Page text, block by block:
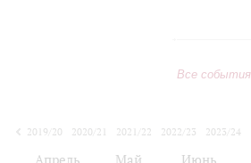
Все события
2019/20
2020/21 2021/22 2022/23
2023/24